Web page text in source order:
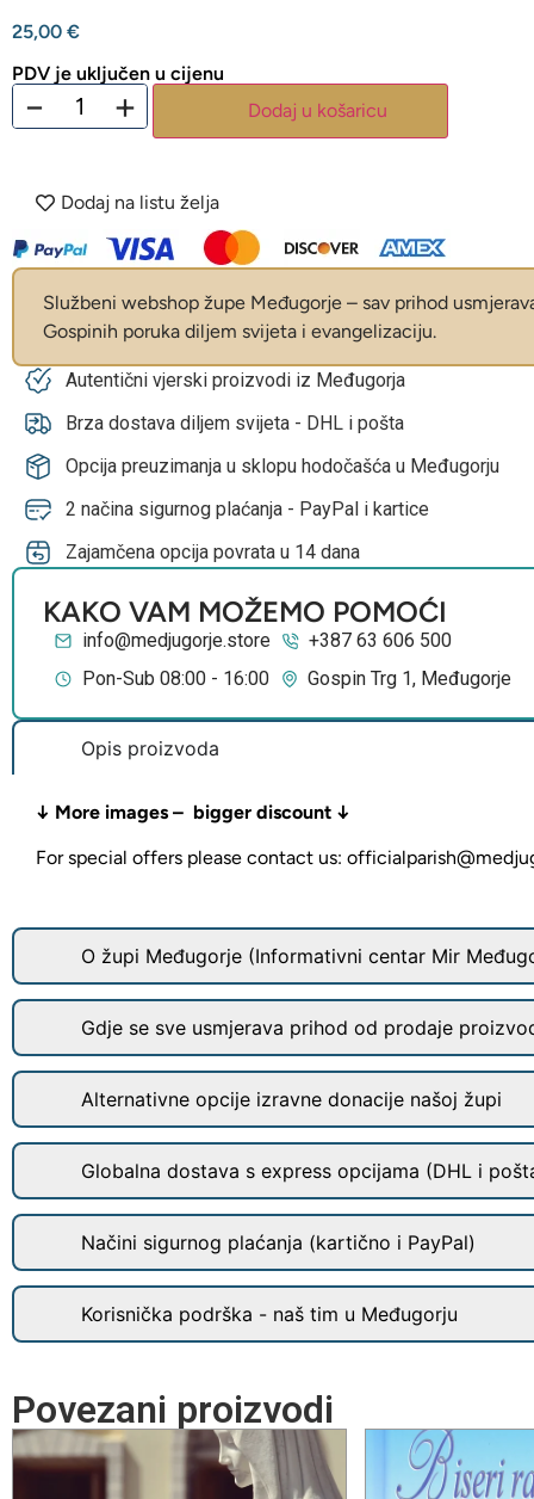
25,00 €
PDV je uključen u cijenu
− + Dodaj u košaricu
Dodaj na listu želja
Službeni webshop župe Međugorje – sav prihod
Gospinih poruka diljem svijeta i evangelizaciju.
Autentični vjerski proizvodi iz Međugorja
Brza dostava diljem svijeta - DHL i pošta
Opcija preuzimanja u sklopu hodočašća u Međugorju
2 načina sigurnog plaćanja - PayPal i kartice
Zajamčena opcija povrata u 14 dana
KAKO VAM MOŽEMO POMOĆI
info@medjugorje.store
+387 63 606 500
Pon-Sub 08:00 - 16:00
Gospin Trg 1, Međugorje
Opis proizvoda
↓ More images – bigger discount ↓
For special offers please contact us:
O župi Međugorje (Informativni centar Mir
Gdje se sve usmjerava prihod od prodaje
Alternativne opcije izravne donacije našoj župi
Globalna dostava s express opcijama (DHL i
Načini sigurnog plaćanja (kartično i PayPal)
Korisnička podrška - naš tim u Međugorju
Povezani proizvodi